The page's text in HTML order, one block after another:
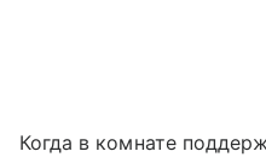
Когда в комнате